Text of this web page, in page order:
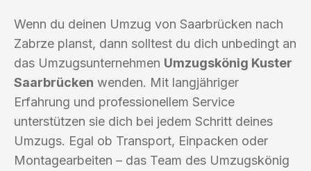
Wenn du deinen Umzug von Saarbrücken nach
Zabrze planst, dann solltest du dich unbedingt an
das Umzugsunternehmen Umzugskönig Kuster
Saarbrücken wenden. Mit langjähriger
Erfahrung und professionellem Service
unterstützen sie dich bei jedem Schritt deines
Umzugs. Egal ob Transport, Einpacken oder
Montagearbeiten – das Team des Umzugskönig